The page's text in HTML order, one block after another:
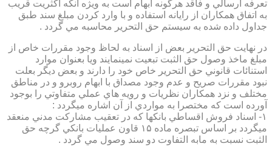
تعرفه ارسالي و فاقد هرگونه ابهام است به ويژه آنكه اكثريت قريب
به اتفاق همكاران از رايانه استفاده و با وارد كردن مبلغ سند طبق
جداول داده شده به سيستم حق التحرير محاسبه مي گردد .
در نهايت حق التحرير بعض از اسناد به لحاظ وجود مقررات خاص از
مبلغ ماخذ وصول حق الثبت تبعيت نمينمايند ويا بعنوان موارد
استنائات قانوني حق التحرير خاص خود را دارند و بعض ديگر بعلت
نبود مقررات صريح و عدم وجود مصداق با ابهام روبرو و در مناطق
مختلف و نزد همكاران نظريات و رويه هاي عملي متفاوتي را بوجود
آورده است كه مختصرا به مواردي از آن اشاره ميگردد :
۱- اسناد فروش اقساطي بانكها كه در تعقيب مشاركت مدني منعقد
ميگردد بر اساس تبصره ماده ۱۵ قاون عمليات بانكي گرچه حق
الثبت نسبت به مابه التفاوت دو سند وصول مي گردد .